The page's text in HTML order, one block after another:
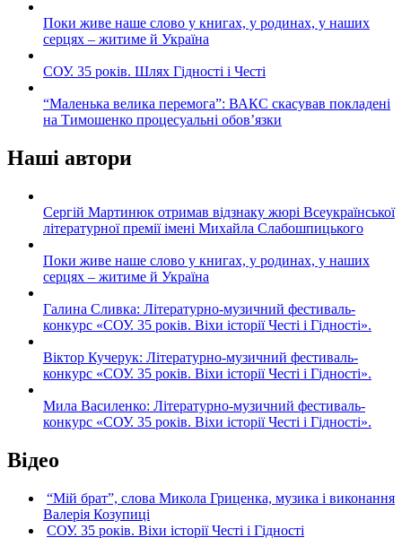
Поки живе наше слово у книгах, у родинах, у наших
серцях – житиме й Україна
СОУ. 35 років. Шлях Гідності і Честі
“Маленька велика перемога”: ВАКС скасував покладені
на Тимошенко процесуальні обов’язки
Наші автори
Сергій Мартинюк отримав відзнаку жюрі Всеукраїнської
літературної премії імені Михайла Слабошпицького
Поки живе наше слово у книгах, у родинах, у наших
серцях – житиме й Україна
Галина Сливка: Літературно-музичний фестиваль-
конкурс «СОУ. 35 років. Віхи історії Честі і Гідності».
Віктор Кучерук: Літературно-музичний фестиваль-
конкурс «СОУ. 35 років. Віхи історії Честі і Гідності».
Мила Василенко: Літературно-музичний фестиваль-
конкурс «СОУ. 35 років. Віхи історії Честі і Гідності».
Відео
“Мій брат”, слова Микола Гриценка, музика і виконання
Валерія Козупиці
СОУ. 35 років. Віхи історії Честі і Гідності